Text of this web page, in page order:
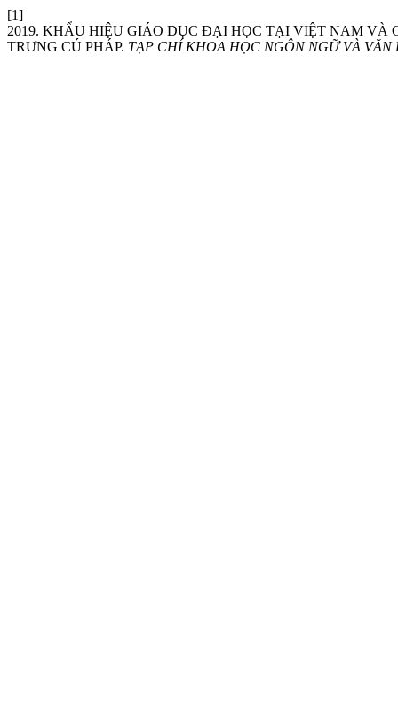
[1]
2019. KHẨU HIỆU GIÁO DỤC ĐẠI HỌC TẠI VIỆT NAM VÀ
TRƯNG CÚ PHÁP. TẠP CHÍ KHOA HỌC NGÔN NGỮ VÀ VĂN